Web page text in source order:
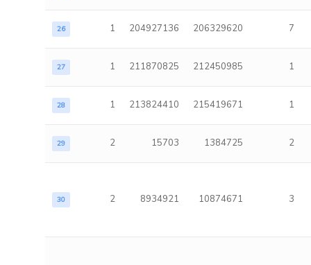
26 1 204927136 206329620 7
27 1 211870825 212450985 1
28 1 213824410 215419671 1
29 2 15703 1384725 2
30 2 8934921 10874671 3